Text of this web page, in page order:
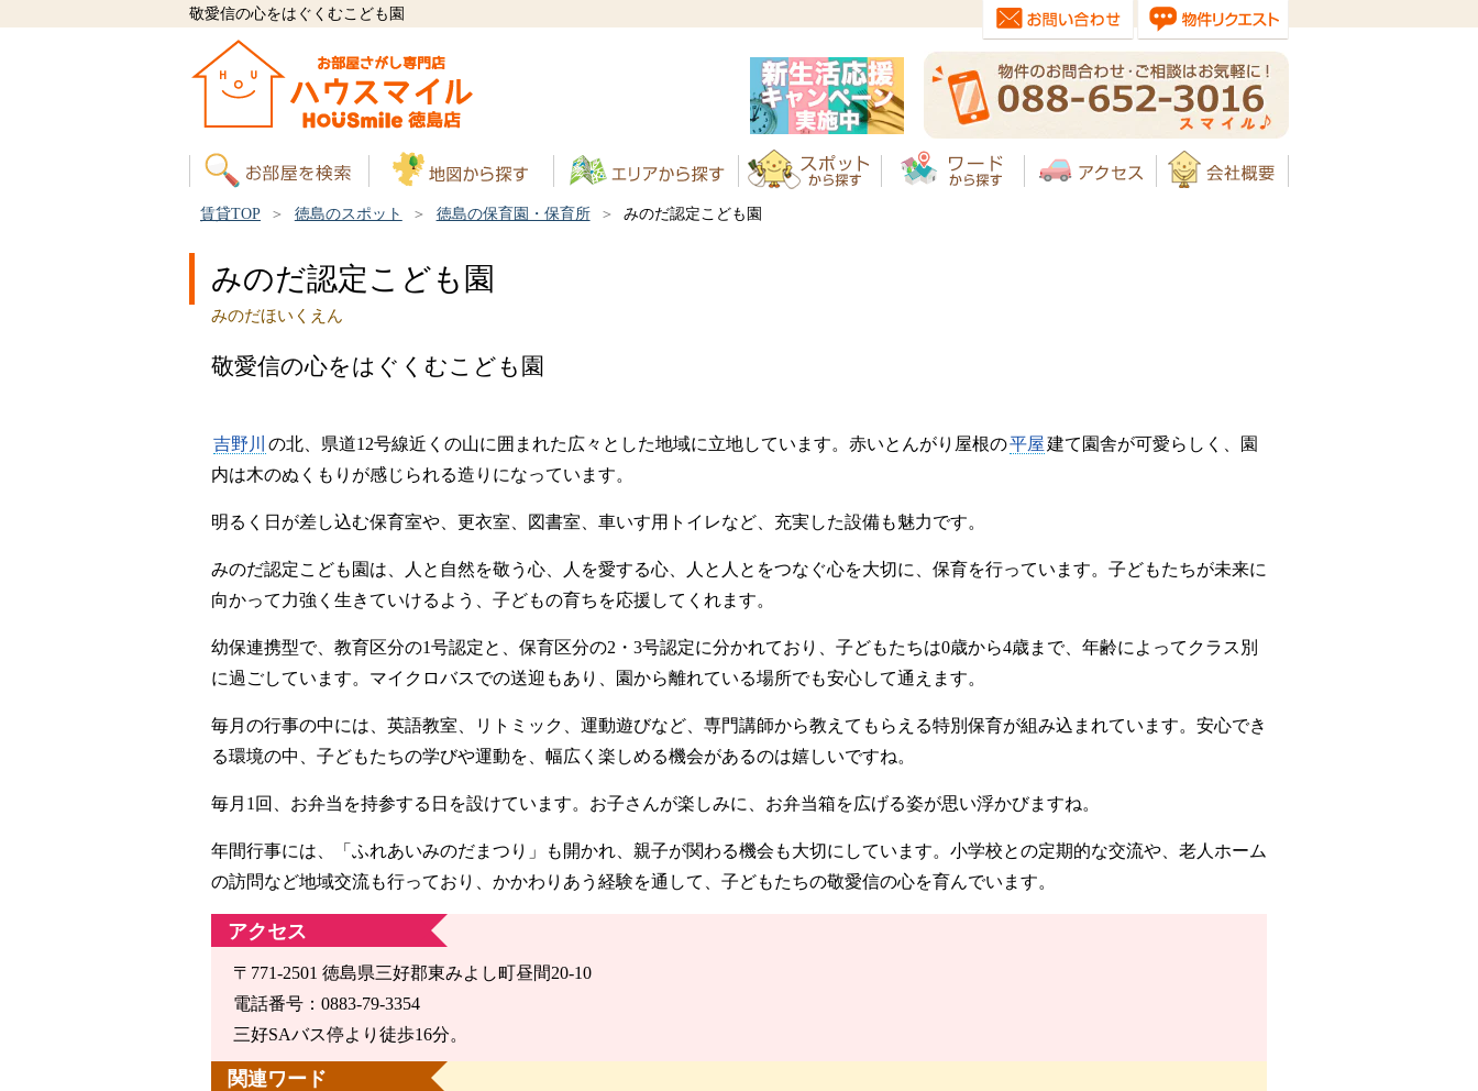
敬愛信の心をはぐくむこども園
賃貸TOP 徳島のスポット 徳島の保育園・保育所 みのだ認定こども園
みのだ認定こども園
みのだほいくえん
敬愛信の心をはぐくむこども園
吉野川 の北、県道12号線近くの山に囲まれた広々とした地域に立地しています。赤いとんがり屋根の平屋建て園舎が可愛らしく、園
内は木のぬくもりが感じられる造りになっています。
明るく日が差し込む保育室や、更衣室、図書室、車いす用トイレなど、充実した設備も魅力です。
みのだ認定こども園は、人と自然を敬う心、人を愛する心、人と人とをつなぐ心を大切に、保育を行っています。子どもたちが未来に
向かって力強く生きていけるよう、子どもの育ちを応援してくれます。
幼保連携型で、教育区分の1号認定と、保育区分の2・3号認定に分かれており、子どもたちは0歳から4歳まで、年齢によってクラス別
に過ごしています。マイクロバスでの送迎もあり、園から離れている場所でも安心して通えます。
毎月の行事の中には、英語教室、リトミック、運動遊びなど、専門講師から教えてもらえる特別保育が組み込まれています。安心でき
る環境の中、子どもたちの学びや運動を、幅広く楽しめる機会があるのは嬉しいですね。
毎月1回、お弁当を持参する日を設けています。お子さんが楽しみに、お弁当箱を広げる姿が思い浮かびますね。
年間行事には、「ふれあいみのだまつり」も開かれ、親子が関わる機会も大切にしています。小学校との定期的な交流や、老人ホーム
の訪問など地域交流も行っており、かかわりあう経験を通して、子どもたちの敬愛信の心を育んでいます。
アクセス
〒771-2501 徳島県三好郡東みよし町昼間20-10
電話番号：0883-79-3354
三好SAバス停より徒歩16分。
関連ワード